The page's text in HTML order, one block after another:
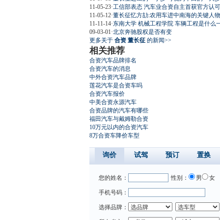
11-05-23·工信部表态 汽车业合资自主首获官方认可
11-05-12·董长征忆方劼:农用车进中南海的关键人
11-11-14·东南大学 机械工程学院 车辆工程是什么
09-03-01 ·北京奔驰股权是否有变
更多关于 合资 董长征 的新闻>>
相关推荐
合资汽车品牌排名
合资汽车的消息
中外合资汽车品牌
莲花汽车是合资车吗
合资汽车报价
中美合资永源汽车
合资品牌的汽车有哪些
福田汽车与戴姆勒合资
10万元以内的合资汽车
8万合资车降价车型
询价 试驾 预订 置换
您的姓名： 性别： 男 女
手机号码：
选择品牌：